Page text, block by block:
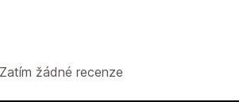
Zatím žádné recenze